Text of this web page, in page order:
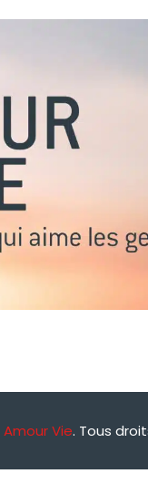
Amour Vie. Tous